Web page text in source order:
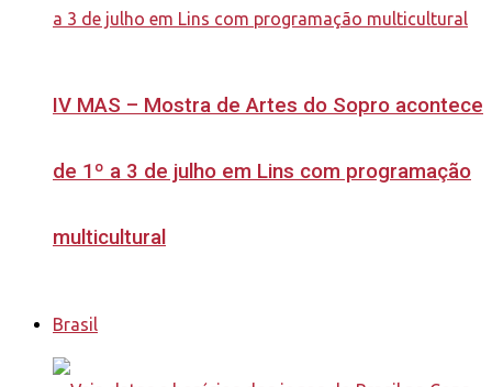
IV MAS – Mostra de Artes do Sopro acontece
de 1º a 3 de julho em Lins com programação
multicultural
Brasil